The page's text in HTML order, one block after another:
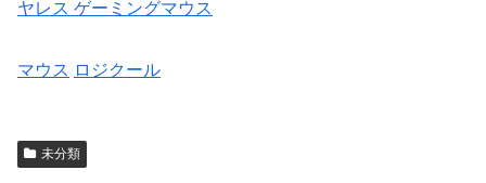
ヤレス ゲーミングマウス
マウス ロジクール
未分類